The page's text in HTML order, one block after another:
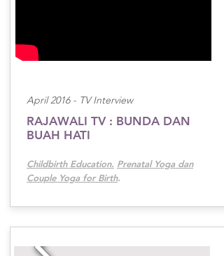
April 2016 - TV Interview
RAJAWALI TV : BUNDA DAN
BUAH HATI
Childbirth Education. Prenatal Yoga dan
Couple Yoga for Birth.